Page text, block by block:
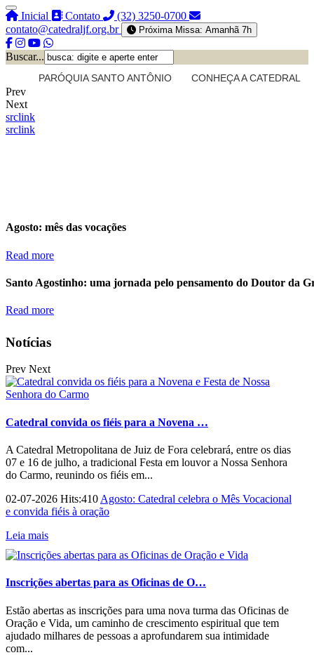
Inicial Contato
(32) 3250-0700
contato@catedraljf.org.br
Próxima Missa: Amanhã 7h
Buscar...
PARÓQUIA SANTO ANTÔNIO CONHEÇA A CATEDRAL
Prev
Next
srclink
srclink
Agosto: mês das vocações
Read more
Santo Agostinho: uma jornada pelo pensamento do Doutor da
Read more
Notícias
Prev Next
Catedral convida os fiéis para a Novena …
A Catedral Metropolitana de Juiz de Fora celebrará, entre os dias
07 e 16 de julho, a tradicional Festa em louvor a Nossa Senhora
do Carmo, reunindo os fiéis em...
02-07-2026 Hits:410 Agosto: Catedral celebra o Mês Vocacional
e convida fiéis à oração
Leia mais
Inscrições abertas para as Oficinas de O…
Estão abertas as inscrições para uma nova turma das Oficinas de
Oração e Vida, um caminho de crescimento espiritual que tem
ajudado milhares de pessoas a aprofundarem sua intimidade
com...